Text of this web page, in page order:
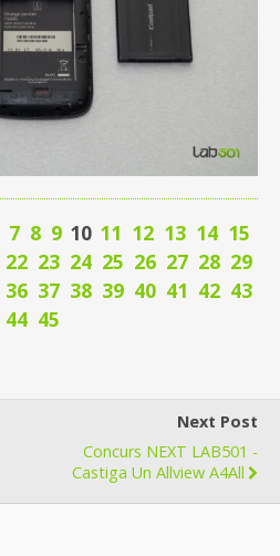
7 8 9 10 11 12 13 14 15
22 23 24 25 26 27 28 29
36 37 38 39 40 41 42 43
44 45
Next Post
Concurs NEXT LAB501 -
Castiga Un Allview A4All